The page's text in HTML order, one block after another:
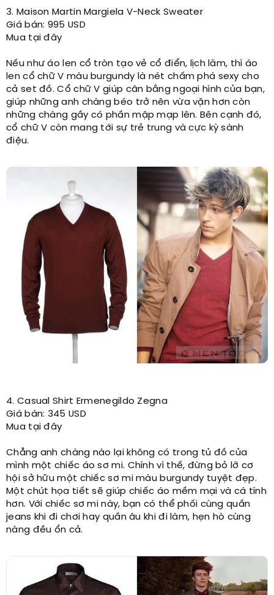
3. Maison Martin Margiela V-Neck Sweater
Giá bán: 995 USD
Mua tại đây
Nếu như áo len cổ tròn tạo vẻ cổ điển, lịch lãm, thì áo
len cổ chữ V màu burgundy là nét chấm phá sexy cho
cả set đồ. Cổ chữ V giúp cân bằng ngoại hình của bạn,
giúp những anh chàng béo trở nên vừa vặn hơn còn
những chàng gầy có phần mập mạp lên. Bên cạnh đó,
cổ chữ V còn mang tới sự trẻ trung và cực kỳ sành
điệu.
4. Casual Shirt Ermenegildo Zegna
Giá bán: 345 USD
Mua tại đây
Chẳng anh chàng nào lại không có trong tủ đồ của
mình một chiếc áo sơ mi. Chính vì thế, đừng bỏ lỡ cơ
hội sở hữu một chiếc sơ mi màu burgundy tuyệt đẹp.
Một chút họa tiết sẽ giúp chiếc áo mềm mại và cá tính
hơn. Với chiếc sơ mi này, bạn có thể phối cùng quần
jeans khi đi chơi hay quần âu khi đi làm, hẹn hò cùng
nàng đều ổn cả.